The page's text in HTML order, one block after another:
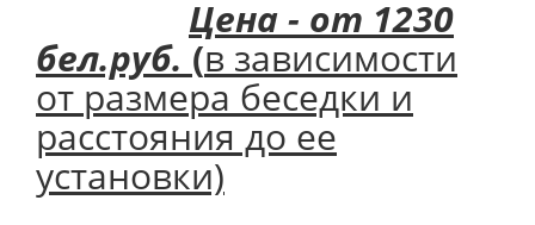
Цена - от 1230
бел.руб. (в зависимости
от размера беседки и
расстояния до ее
установки)